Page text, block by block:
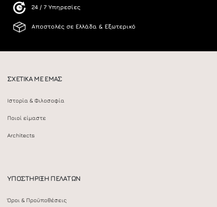
24 / 7 Υπηρεσίες
Αποστολές σε Ελλάδα & Εξωτερικό
ΣΧΕΤΙΚΑ ΜΕ ΕΜΑΣ
Ιστορία & Φιλοσοφία
Ποιοί είμαστε
Architects
ΥΠΟΣΤΗΡΙΞΗ ΠΕΛΑΤΩΝ
Όροι & Προϋποθέσεις